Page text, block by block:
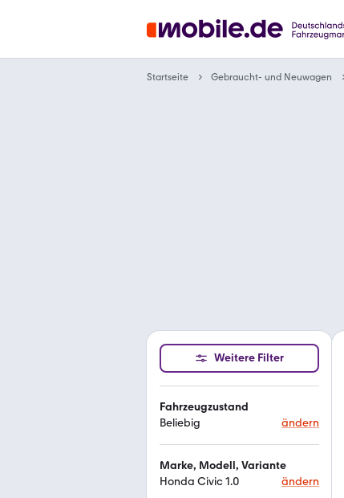
Startseite Gebraucht- und Neuwagen
Weitere Filter
Fahrzeugzustand
Beliebig
ändern
Marke, Modell, Variante
Honda Civic 1.0
ändern